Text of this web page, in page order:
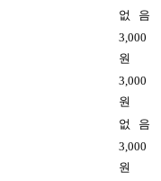
없 음
3,000
원
3,000
원
없 음
3,000
원